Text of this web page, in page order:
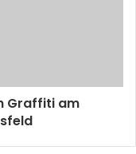
Graffiti am